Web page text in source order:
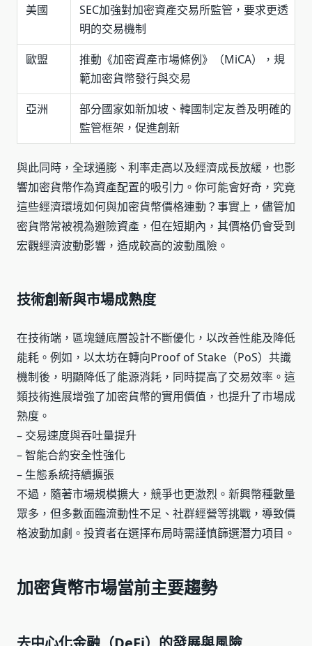
美國
SEC加強對加密資產交易所監管，要求更透
明的交易機制
歐盟
推動《加密資產市場條例》（MiCA），規
範加密貨幣發行與交易
亞洲
部分國家如新加坡、韓國制定友善及明確的
監管框架，促進創新
與此同時，全球通膨、利率走高以及經濟成長放緩，也影
響加密貨幣作為資產配置的吸引力。你可能會好奇，究竟
這些經濟環境如何與加密貨幣價格連動？事實上，儘管加
密貨幣常被視為避險資產，但在短期內，其價格仍會受到
宏觀經濟波動影響，造成較高的波動風險。
技術創新與市場成熟度
在技術端，區塊鏈底層設計不斷優化，以改善性能及降低
能耗。例如，以太坊在轉向Proof of Stake（PoS）共識
機制後，明顯降低了能源消耗，同時提高了交易效率。這
類技術進展增強了加密貨幣的實用價值，也提升了市場成
熟度。
– 交易速度與吞吐量提升
– 智能合約安全性強化
– 生態系統持續擴張
不過，隨著市場規模擴大，競爭也更激烈。新興幣種數量
眾多，但多數面臨流動性不足、社群經營等挑戰，導致價
格波動加劇。投資者在選擇布局時需謹慎篩選潛力項目。
加密貨幣市場當前主要趨勢